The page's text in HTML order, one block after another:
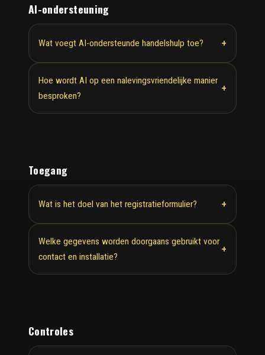
AI-ondersteuning
Wat voegt AI-ondersteunde handelshulp toe? +
Hoe wordt AI op een nalevingsvriendelijke manier
besproken?
+
Toegang
Wat is het doel van het registratieformulier? +
Welke gegevens worden doorgaans gebruikt voor
contact en installatie?
+
Controles